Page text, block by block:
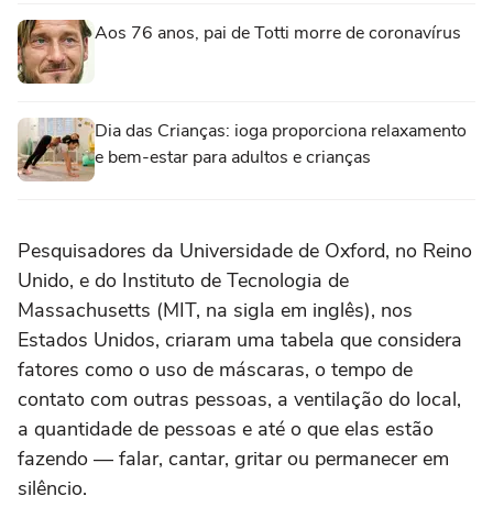
Aos 76 anos, pai de Totti morre de coronavírus
Dia das Crianças: ioga proporciona relaxamento
e bem-estar para adultos e crianças
Pesquisadores da Universidade de Oxford, no Reino
Unido, e do Instituto de Tecnologia de
Massachusetts (MIT, na sigla em inglês), nos
Estados Unidos, criaram uma tabela que considera
fatores como o uso de máscaras, o tempo de
contato com outras pessoas, a ventilação do local,
a quantidade de pessoas e até o que elas estão
fazendo — falar, cantar, gritar ou permanecer em
silêncio.